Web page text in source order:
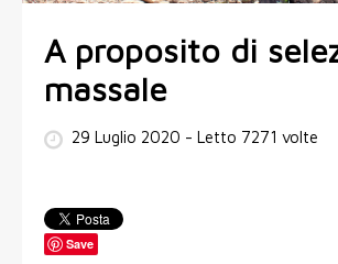
A proposito di
massale
29 Luglio 2020 - Letto 7271 volte
Save